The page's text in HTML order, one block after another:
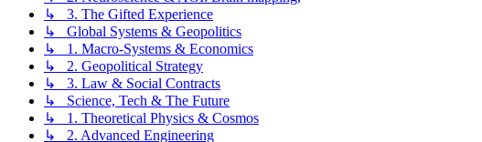
↳ 3. The Gifted Experience
↳ Global Systems & Geopolitics
↳ 1. Macro-Systems & Economics
↳ 2. Geopolitical Strategy
↳ 3. Law & Social Contracts
↳ Science, Tech & The Future
↳ 1. Theoretical Physics & Cosmos
↳ 2. Advanced Engineering